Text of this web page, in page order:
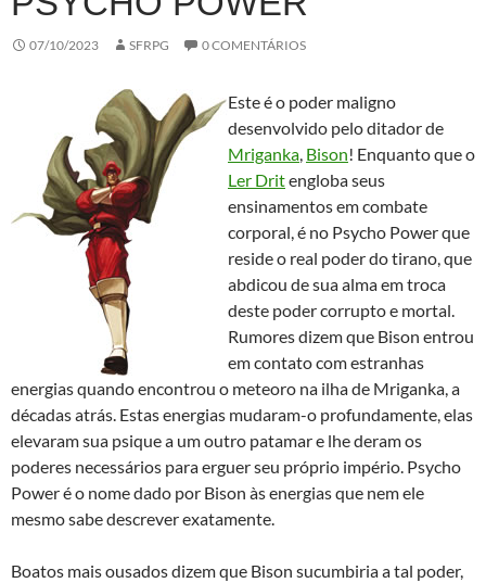
07/10/2023 SFRPG 0 COMENTÁRIOS
Este é o poder maligno
desenvolvido pelo ditador de
Mriganka, Bison! Enquanto que o
Ler Dritengloba seus
ensinamentos em combate
corporal, é no Psycho Power que
reside o real poder do tirano, que
abdicou de sua alma em troca
deste poder corrupto e mortal.
Rumores dizem que Bison entrou
em contato com estranhas
energias quando encontrou o meteoro na ilha de Mriganka, a
décadas atrás. Estas energias mudaram-o profundamente, elas
elevaram sua psique a um outro patamar e lhe deram os
poderes necessários para erguer seu próprio império. Psycho
Power é o nome dado por Bison às energias que nem ele
mesmo sabe descrever exatamente.
Boatos mais ousados dizem que Bison sucumbiria a tal poder,